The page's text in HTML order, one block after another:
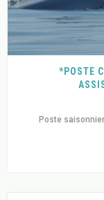
*POSTE
Poste